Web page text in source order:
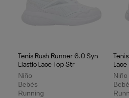
Tenis Rush Runner 6.0 Syn
Elastic Lace Top Str
Niño
Bebés
Running
Niño